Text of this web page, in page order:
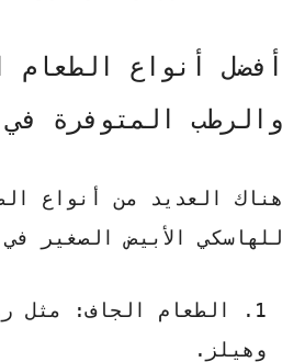
أفضل أنواع الطعام
والرطب المتوفرة في
هناك العديد من أنواع
للهاسكي الأبيض الصغير
الطعام الجاف: مثل
وهيلز.